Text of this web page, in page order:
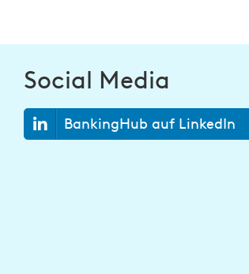
Social Media
BankingHub auf LinkedIn